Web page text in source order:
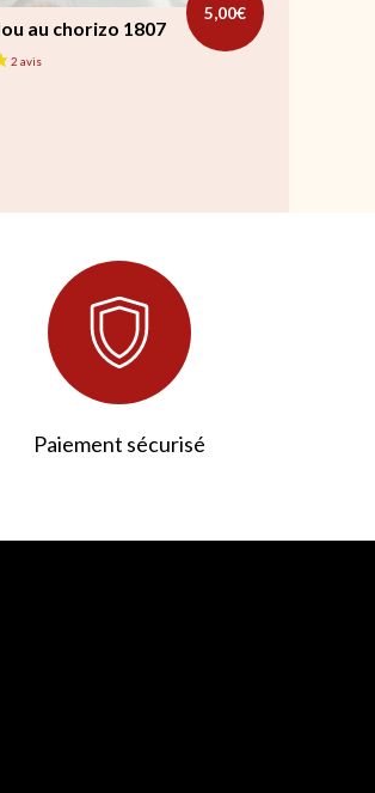
au chorizo 1807
5,00€
Paiement sécurisé